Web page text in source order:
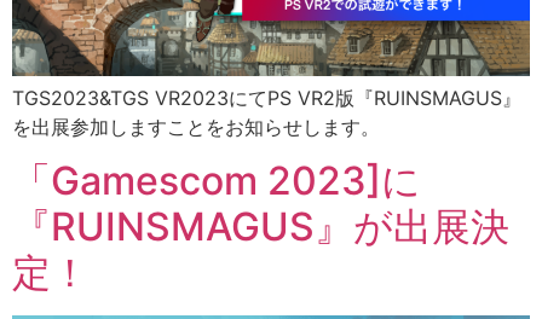
TGS2023&TGS VR2023にてPS VR2版『RUINSMAGUS』
を出展参加しますことをお知らせします。
「Gamescom 2023]に
『RUINSMAGUS』が出展決
定！